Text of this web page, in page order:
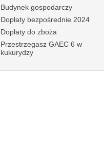
Budynek gospodarczy
Dopłaty bezpośrednie 2024
Dopłaty do zboża
Przestrzegasz GAEC 6 w
kukurydzy